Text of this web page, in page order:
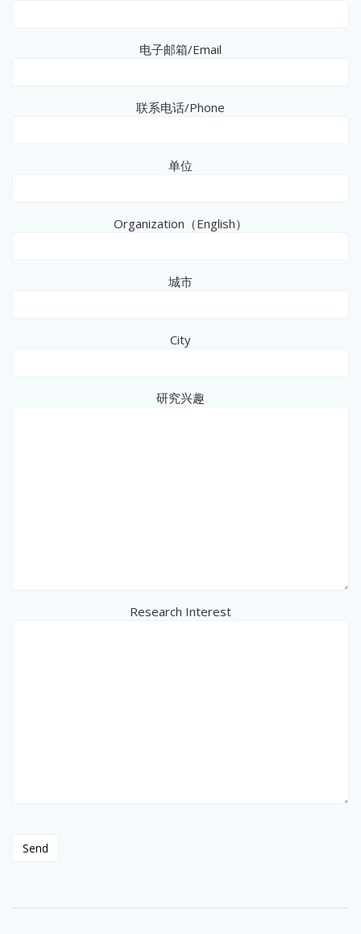
电子邮箱/Email
联系电话/Phone
单位
Organization（English）
城市
City
研究兴趣
Research Interest